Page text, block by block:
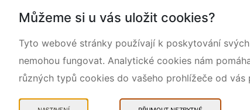
Ochrana přírody
Aktuality a akce
Kontakty
Můžeme si u vás uložit cookies?
Tyto webové stránky používají k poskytování
nemohou fungovat. Analytické cookies nám
různých typů cookies do vašeho prohlížeče od vás